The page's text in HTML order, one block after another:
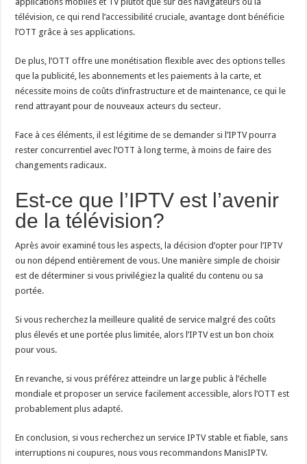
télévision, ce qui rend l’accessibilité cruciale, avantage dont bénéficie
l’OTT grâce à ses applications.
De plus, l’OTT offre une monétisation flexible avec des options telles
que la publicité, les abonnements et les paiements à la carte, et
nécessite moins de coûts d’infrastructure et de maintenance, ce qui le
rend attrayant pour de nouveaux acteurs du secteur.
Face à ces éléments, il est légitime de se demander si l’IPTV pourra
rester concurrentiel avec l’OTT à long terme, à moins de faire des
changements radicaux.
Est-ce que l’IPTV est l’avenir
de la télévision?
Après avoir examiné tous les aspects, la décision d’opter pour l’IPTV
ou non dépend entièrement de vous. Une manière simple de choisir
est de déterminer si vous privilégiez la qualité du contenu ou sa
portée.
Si vous recherchez la meilleure qualité de service malgré des coûts
plus élevés et une portée plus limitée, alors l’IPTV est un bon choix
pour vous.
En revanche, si vous préférez atteindre un large public à l’échelle
mondiale et proposer un service facilement accessible, alors l’OTT est
probablement plus adapté.
En conclusion, si vous recherchez un service IPTV stable et fiable, sans
interruptions ni coupures, nous vous recommandons ManisIPTV.